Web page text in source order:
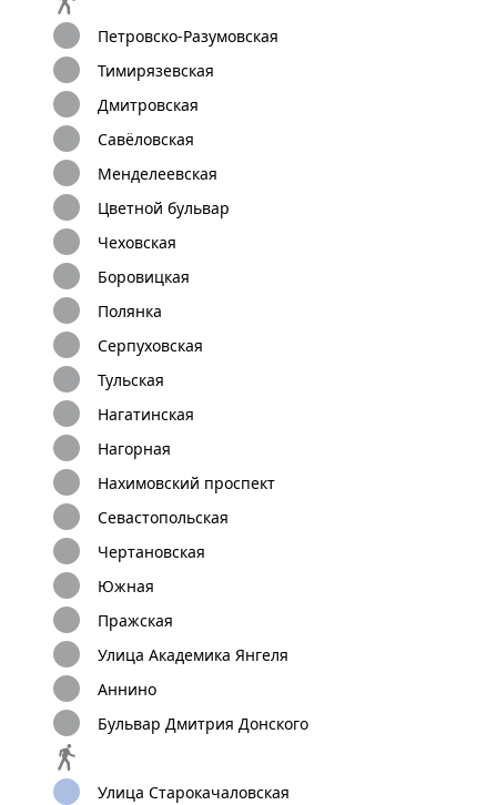
Петровско-Разумовская
Тимирязевская
Дмитровская
Савёловская
Менделеевская
Цветной бульвар
Чеховская
Боровицкая
Полянка
Серпуховская
Тульская
Нагатинская
Нагорная
Нахимовский проспект
Севастопольская
Чертановская
Южная
Пражская
Улица Академика Янгеля
Аннино
Бульвар Дмитрия Донского
Улица Старокачаловская